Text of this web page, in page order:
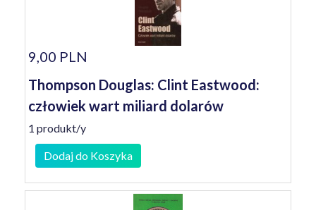
9,00 PLN
Thompson Douglas: Clint Eastwood:
człowiek wart miliard dolarów
1 produkt/y
Dodaj do Koszyka